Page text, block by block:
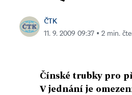
ČTK
11. 9. 2009 09:37 ▪ 2 min.
Čínské trubky pro
V jednání je